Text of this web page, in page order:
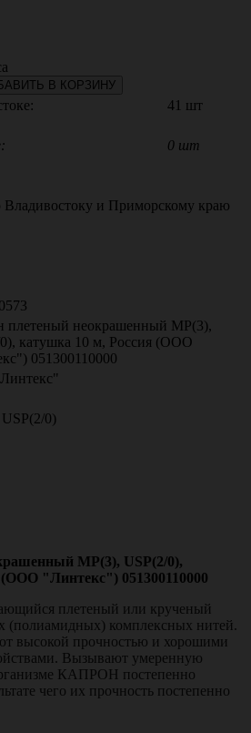
В КОРЗИНУ
41 шт
0 шт
Владивостоку и Приморскому краю
плетеный неокрашенный МР(3),
катушка 10 м, Россия (ООО
051300110000
0)
МР(3), USP(2/0),
"Линтекс") 051300110000
плетеный или крученый
(полиамидных) комплексных нитей.
высокой прочностью и хорошими
Вызывают умеренную
КАПРОН постепенно
чего их прочность постепенно